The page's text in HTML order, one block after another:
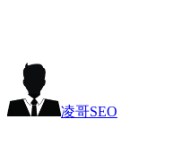
凌哥SEO